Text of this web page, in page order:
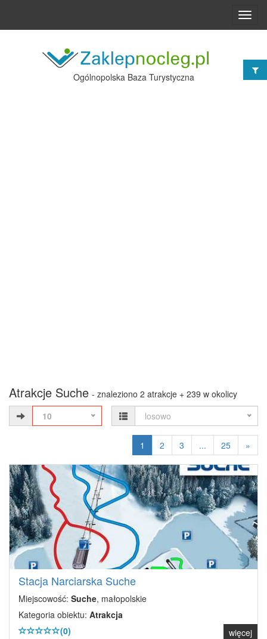
Ogólnopolska Baza Turystyczna
Atrakcje Suche - znaleziono 2 atrakcje + 239 w okolicy
10
losowo
1 2 3 ... 25 »
Stacja Narciarska Suche
Miejscowość: Suche, małopolskie
Kategoria obiektu: Atrakcja
(0)
więcej